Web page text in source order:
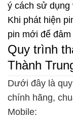
ý cách sử dụng
Khi phát hiện
pin mới để
Quy trình
Thành
Dưới đây là
chính hãng,
Mobile: